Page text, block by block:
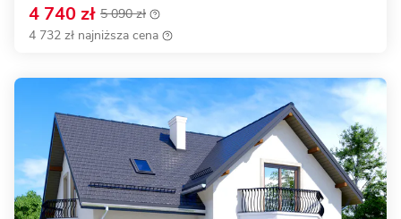
4 740 zł 5 090 zł
4 732 zł najniższa cena